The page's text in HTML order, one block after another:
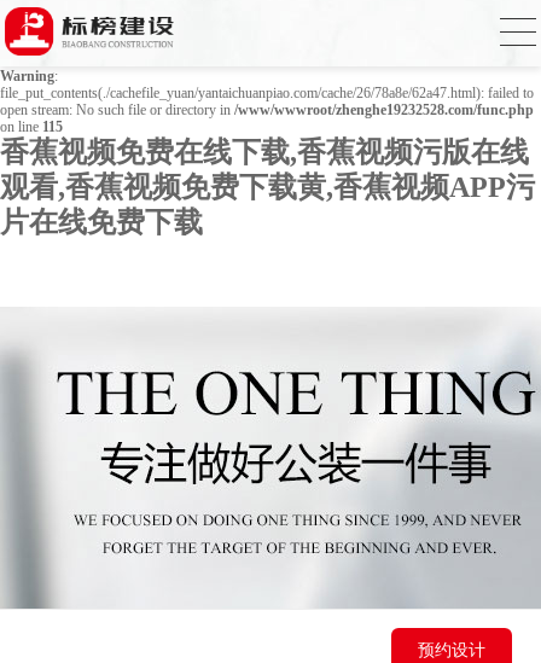
Warning : mkdir(): No space left on device in
/www/wwwroot/zhenghe19232528.com/func.php
Warning:
file_put_contents(./cachefile_yuan/yantaichuanpiao.com/cache/26/78a8e/62a47.html): failed to
open stream: No such file or directory in /www/wwwroot/zhenghe19232528.com/func.php
on line 115
香蕉视频免费在线下载,香蕉视频污版在线
观看,香蕉视频免费下载黄,香蕉视频APP污
片在线免费下载
预约设计